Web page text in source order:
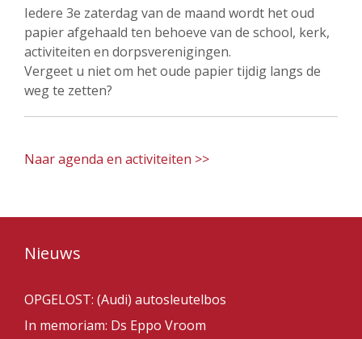
Iedere 3e zaterdag van de maand wordt het oud
papier afgehaald ten behoeve van de school, kerk,
activiteiten en dorpsverenigingen.
Vergeet u niet om het oude papier tijdig langs de
weg te zetten?
Naar agenda en activiteiten >>
Nieuws
OPGELOST: (Audi) autosleutelbos
In memoriam: Ds Eppo Vroom